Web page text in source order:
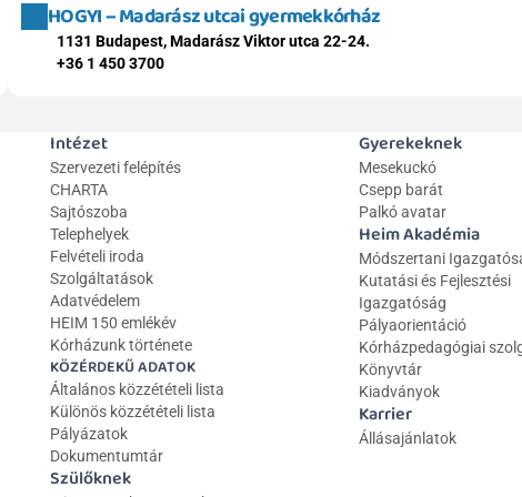
HOGYI – Madarász utcai gyermekkórház
1131 Budapest, Madarász Viktor utca 22-24.
+36 1 450 3700
Intézet
Szervezeti felépítés
CHARTA
Sajtószoba
Telephelyek
Felvételi iroda
Szolgáltatások
Adatvédelem
HEIM 150 emlékév
Kórházunk története
KÖZÉRDEKŰ ADATOK
Általános közzétételi lista
Különös közzétételi lista
Pályázatok
Dokumentumtár
Szülőknek
Gyerekeknek
Mesekuckó
Csepp barát
Palkó avatar
Heim Akadémia
Módszertani
Kutatási és Fejlesztési
Igazgatóság
Pályaorientáció
Kórházpedagógiai
Könyvtár
Kiadványok
Karrier
Állásajánlatok